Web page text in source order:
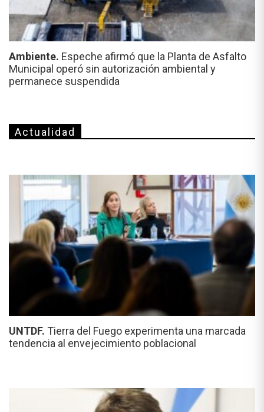
Ambiente. Espeche afirmó que la Planta de Asfalto
Municipal operó sin autorización ambiental y
permanece suspendida
Actualidad
UNTDF. Tierra del Fuego experimenta una marcada
tendencia al envejecimiento poblacional